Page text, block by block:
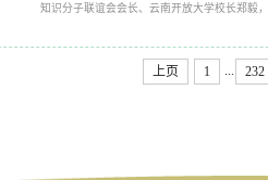
知识分子联谊会会长、云南开放大学校长郑毅
上页 1 ... 232